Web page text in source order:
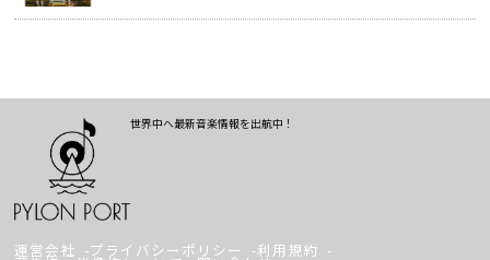
世界中へ最新音楽情報を出航中！
運営会社 プライバシーポリシー 利用規約